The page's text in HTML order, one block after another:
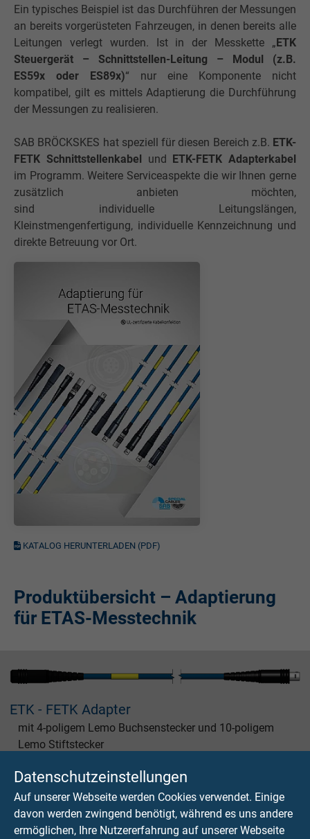
Datenschutzeinstellungen
Auf unserer Webseite werden Cookies verwendet. Einige
davon werden zwingend benötigt, während es uns andere
ermöglichen, Ihre Nutzererfahrung auf unserer Webseite
Ein typisches Beispiel ist das Durchführen der Messungen
an bereits vorgerüsteten Fahrzeugen, in denen bereits alle
Leitungen verlegt wurden. Ist in der Messkette „ETK
Steuergerät – Schnittstellen-Leitung – Modul (z.B.
ES59x oder ES89x)“ nur eine Komponente nicht
kompatibel, gilt es mittels Adaptierung die Durchführung
der Messungen zu realisieren.
SAB BRÖCKSKES hat speziell für diesen Bereich z.B. ETK-
FETK Schnittstellenkabel und ETK-FETK Adapterkabel
im Programm. Weitere Serviceaspekte die wir Ihnen gerne
zusätzlich anbieten möchten,
sind individuelle Leitungslängen,
Kleinstmengenfertigung, individuelle Kennzeichnung und
direkte Betreuung vor Ort.
KATALOG HERUNTERLADEN (PDF)
Produktübersicht – Adaptierung
für ETAS-Messtechnik
ETK - FETK Adapter
mit 4-poligem Lemo Buchsenstecker und 10-poligem
Lemo Stiftstecker
ETK - FETK - ETK Adapter